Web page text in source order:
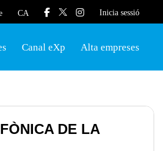
CA Inicia sessió
Canal eXp Alta empreses
DE LA